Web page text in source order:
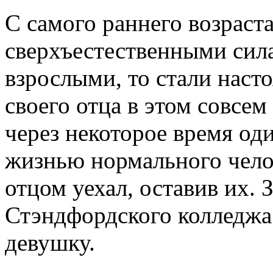
С самого раннего
сверхъестественными
взрослыми, то стали
своего отца в этом
через некоторое время
жизнью нормального
отцом уехал, оставив их.
Стэндфордского
девушку.